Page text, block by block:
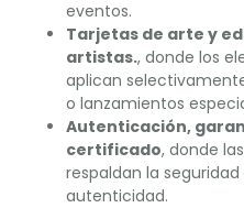
eventos.
Tarjetas de arte y
artistas., donde los
aplican
o lanzamientos
Autenticación,
certificado, donde
respaldan la
autenticidad.